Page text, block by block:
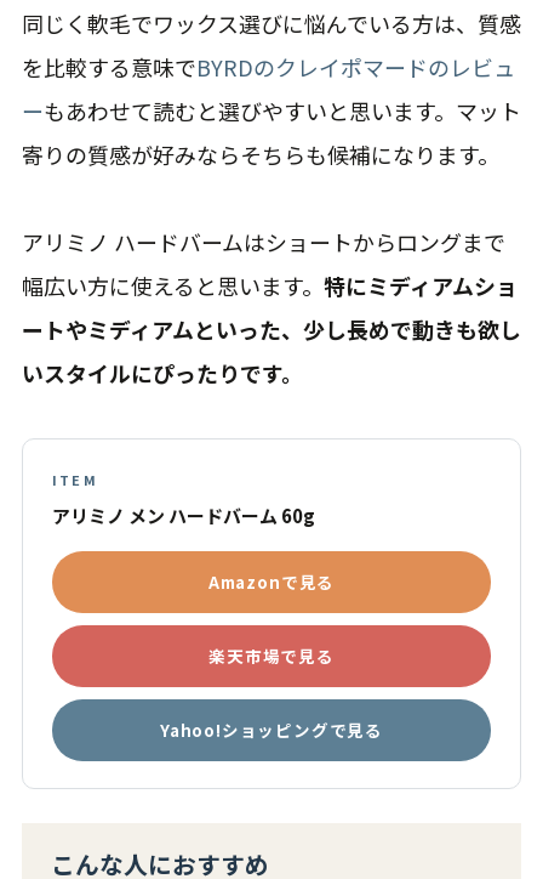
同じく軟毛でワックス選びに悩んでいる方は、質感
を比較する意味でBYRDのクレイポマードのレビュ
ーもあわせて読むと選びやすいと思います。マット
寄りの質感が好みならそちらも候補になります。
アリミノ ハードバームはショートからロングまで
幅広い方に使えると思います。 特にミディアムショ
ートやミディアムといった、少し長めで動きも欲し
いスタイルにぴったりです。
ITEM
アリミノ メン ハードバーム 60g
Amazonで見る
楽天市場で見る
Yahoo!ショッピングで見る
こんな人におすすめ